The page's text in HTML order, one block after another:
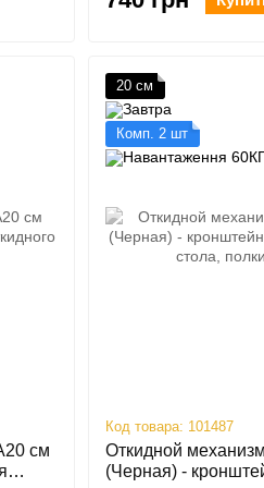
см
20 см
Комп. 2 шт
Код товара: 101487
Откидной
(Черная) -